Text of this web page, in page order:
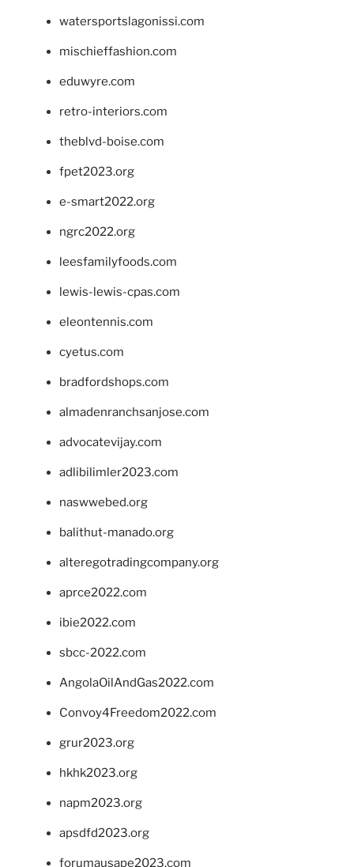
watersportslagonissi.com
mischieffashion.com
eduwyre.com
retro-interiors.com
theblvd-boise.com
fpet2023.org
e-smart2022.org
ngrc2022.org
leesfamilyfoods.com
lewis-lewis-cpas.com
eleontennis.com
cyetus.com
bradfordshops.com
almadenranchsanjose.com
advocatevijay.com
adlibilimler2023.com
naswwebed.org
balithut-manado.org
alteregotradingcompany.org
aprce2022.com
ibie2022.com
sbcc-2022.com
AngolaOilAndGas2022.com
Convoy4Freedom2022.com
grur2023.org
hkhk2023.org
napm2023.org
apsdfd2023.org
forumausape2023.com